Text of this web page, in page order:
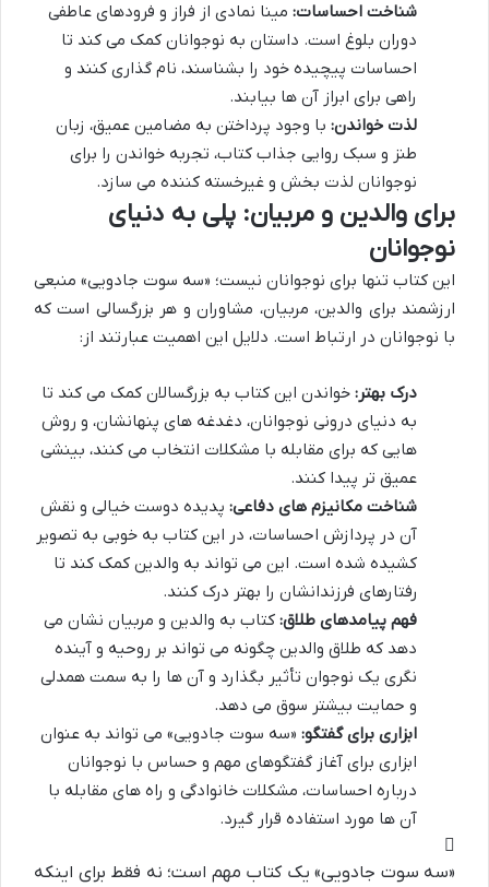
شناخت احساسات: مینا نمادی از فراز و فرودهای عاطفی
دوران بلوغ است. داستان به نوجوانان کمک می کند تا
احساسات پیچیده خود را بشناسند، نام گذاری کنند و
راهی برای ابراز آن ها بیابند.
لذت خواندن: با وجود پرداختن به مضامین عمیق، زبان
طنز و سبک روایی جذاب کتاب، تجربه خواندن را برای
نوجوانان لذت بخش و غیرخسته کننده می سازد.
برای والدین و مربیان: پلی به دنیای
نوجوانان
این کتاب تنها برای نوجوانان نیست؛ «سه سوت جادویی» منبعی
ارزشمند برای والدین، مربیان، مشاوران و هر بزرگسالی است که
با نوجوانان در ارتباط است. دلایل این اهمیت عبارتند از:
درک بهتر: خواندن این کتاب به بزرگسالان کمک می کند تا
به دنیای درونی نوجوانان، دغدغه های پنهانشان، و روش
هایی که برای مقابله با مشکلات انتخاب می کنند، بینشی
عمیق تر پیدا کنند.
شناخت مکانیزم های دفاعی: پدیده دوست خیالی و نقش
آن در پردازش احساسات، در این کتاب به خوبی به تصویر
کشیده شده است. این می تواند به والدین کمک کند تا
رفتارهای فرزندانشان را بهتر درک کنند.
فهم پیامدهای طلاق: کتاب به والدین و مربیان نشان می
دهد که طلاق والدین چگونه می تواند بر روحیه و آینده
نگری یک نوجوان تأثیر بگذارد و آن ها را به سمت همدلی
و حمایت بیشتر سوق می دهد.
ابزاری برای گفتگو: «سه سوت جادویی» می تواند به عنوان
ابزاری برای آغاز گفتگوهای مهم و حساس با نوجوانان
درباره احساسات، مشکلات خانوادگی و راه های مقابله با
آن ها مورد استفاده قرار گیرد.
«سه سوت جادویی» یک کتاب مهم است؛ نه فقط برای اینکه